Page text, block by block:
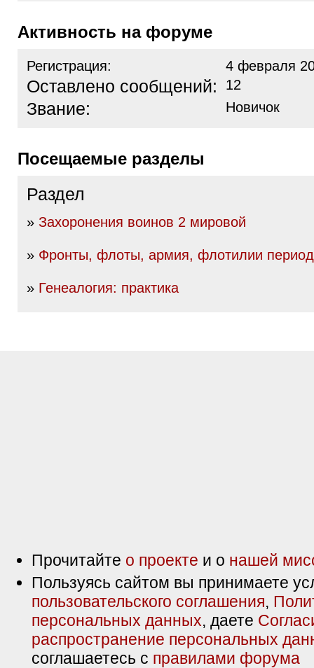
Активность на форуме
Регистрация: 4 февраля
Оставлено сообщений: 12
Звание: Новичок
Посещаемые разделы
Раздел
» Захоронения воинов 2 мировой
» Фронты, флоты, армия, флотилии
» Генеалогия: практика
Прочитайте о проекте и о нашей
Пользуясь сайтом вы принимаете
пользовательского соглашения,
персональных данных, даете
распространение персональных
соглашаетесь с правилами форума